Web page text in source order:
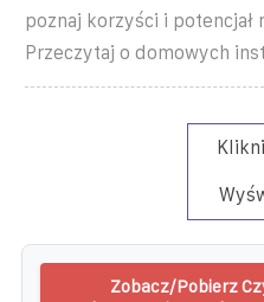
poznaj korzyści i
Przeczytaj o domowych
Zobacz/Pobierz